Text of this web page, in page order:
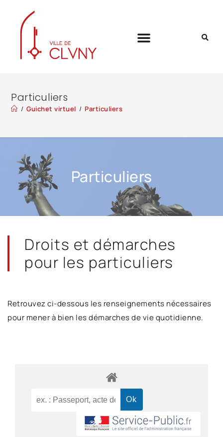
Particuliers
/ Guichet virtuel / Particuliers
Particuliers
Droits et démarches
pour les particuliers
Retrouvez ci-dessous les renseignements nécessaires
pour mener à bien les démarches de vie quotidienne.